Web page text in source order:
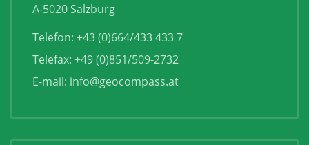
A-5020 Salzburg
Telefon: +43 (0)664/433 433 7
Telefax: +49 (0)851/509-2732
E-mail: info@geocompass.at